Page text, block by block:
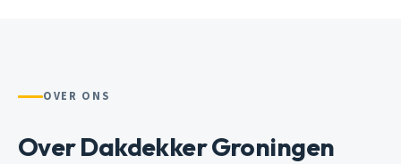
OVER ONS
Over Dakdekker Groningen